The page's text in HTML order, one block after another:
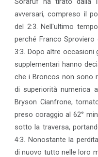
avversari, compreso il
del 2:3. Nell'ultimo
perché Franco
3:3. Dopo altre occasioni
supplementari hanno
che i Broncos non sono
di superiorità numerica
Bryson Cianfrone,
preso coraggio al 62°
sotto la traversa,
4:3. Nonostante la
di nuovo tutto nelle loro